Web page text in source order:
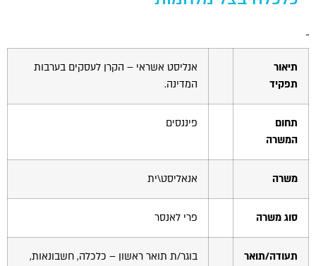
format_underlined הוסף קו תחתון לקישורים
את
כל
האפשרויות
תיאור
תפקיד
אנליסט אשראי – הקרן לעסקים בערבות
המדינה.
תחום
המשרה
פיננסים
משרה אנאליסט\ית
סוג משרה פרי לאנסר
תעודה/תואר
בוגר/ת תואר ראשון – כלכלה, חשבונאות,